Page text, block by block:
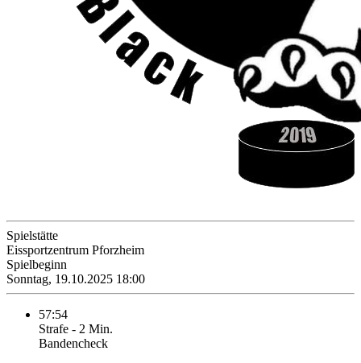
Spielstätte
Eissportzentrum Pforzheim
Spielbeginn
Sonntag, 19.10.2025 18:00
57:54
Strafe - 2 Min.
Bandencheck